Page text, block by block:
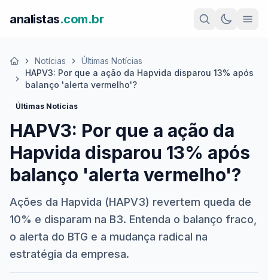
analistas.com.br
Início Notícias
Últimas Notícias
HAPV3: Por que a ação da Hapvida disparou 13% após
balanço 'alerta vermelho'?
Últimas Notícias
HAPV3: Por que a ação da
Hapvida disparou 13% após
balanço 'alerta vermelho'?
Ações da Hapvida (HAPV3) revertem queda de
10% e disparam na B3. Entenda o balanço fraco,
o alerta do BTG e a mudança radical na
estratégia da empresa.